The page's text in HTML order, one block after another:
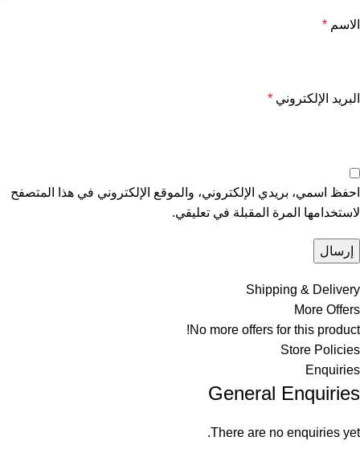
الاسم *
البريد الإلكتروني *
احفظ اسمي، بريدي الإلكتروني، والموقع الإلكتروني في هذا المتصفح
لاستخدامها المرة المقبلة في تعليقي.
Shipping & Delivery
More Offers
No more offers for this product!
Store Policies
Enquiries
General Enquiries
There are no enquiries yet.